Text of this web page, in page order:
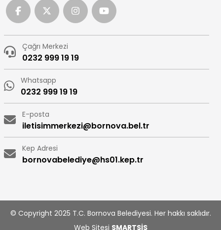
Çağrı Merkezi
0232 999 19 19
Whatsapp
0232 999 19 19
E-posta
iletisimmerkezi@bornova.bel.tr
Kep Adresi
bornovabelediye@hs01.kep.tr
© Copyright 2025 T.C. Bornova Belediyesi. Her hakkı saklıdır.
Web Sitesi SMARTSİS